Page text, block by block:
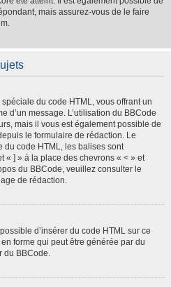
mais assurez-vous de le faire
du code HTML, vous offrant un
d’un message. L’utilisation du BBCode
mais il vous est également possible de
le formulaire de rédaction. Le
du code HTML, les balises sont
« ] » à la place des chevrons « < » et
du BBCode, veuillez consulter le
de rédaction.
d’insérer du code HTML sur ce
forme qui peut être générée par du
du BBCode.